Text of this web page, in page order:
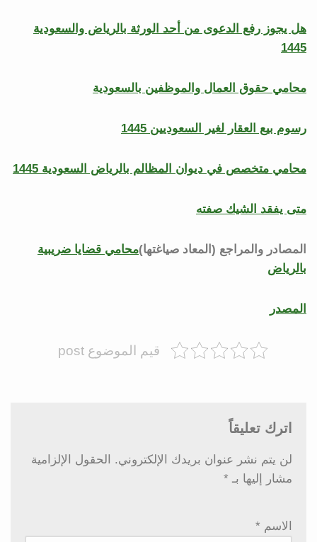
هل يجوز رفع الدعوى من أحد الورثة بالرياض والسعودية
1445
محامي حقوق العمال والموظفين بالسعودية
رسوم بيع العقار لغير السعوديين 1445
محامي متخصص في ديوان المظالم بالرياض السعودية 1445
متى يفقد الشيك صفته
المصادر والمراجع (المعاد صياغتها)محامي قضايا ضريبية
بالرياض
المصدر
قيم الموضوع post
اترك تعليقاً
لن يتم نشر عنوان بريدك الإلكتروني.
الحقول الإلزامية
مشار إليها بـ *
الاسم *